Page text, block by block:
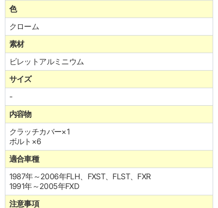
色
クローム
素材
ビレットアルミニウム
サイズ
-
内容物
クラッチカバー×1
ボルト×6
適合車種
1987年～2006年FLH、FXST、FLST、FXR
1991年～2005年FXD
注意事項